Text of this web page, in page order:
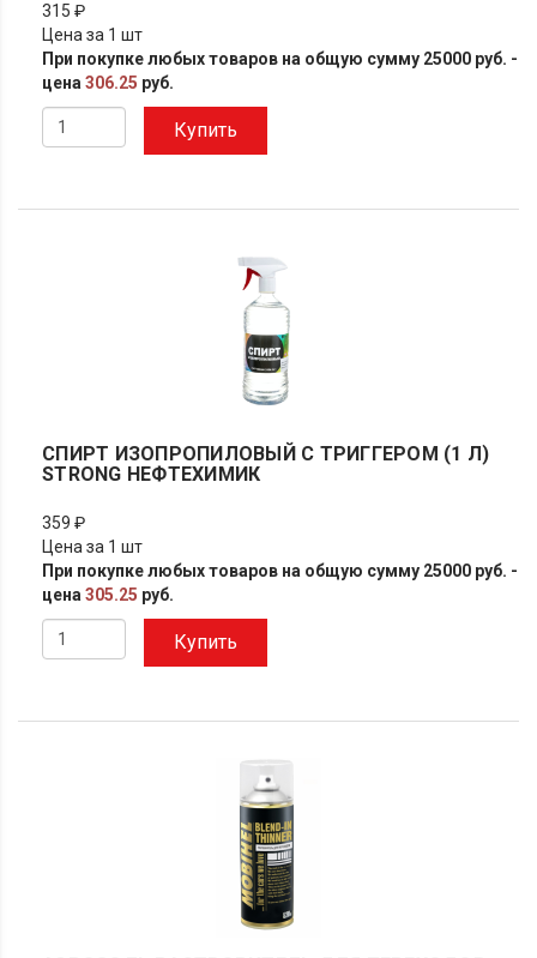
315 ₽
Цена за 1 шт
При покупке любых товаров на общую сумму 25000 руб. -
цена 306.25 руб.
Купить
СПИРТ ИЗОПРОПИЛОВЫЙ С ТРИГГЕРОМ (1 Л)
STRONG НЕФТЕХИМИК
359 ₽
Цена за 1 шт
При покупке любых товаров на общую сумму 25000 руб. -
цена 305.25 руб.
Купить